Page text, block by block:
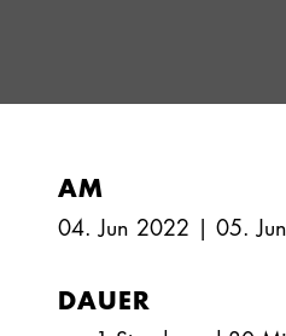
AM
04. Jun 2022 | 05.
DAUER